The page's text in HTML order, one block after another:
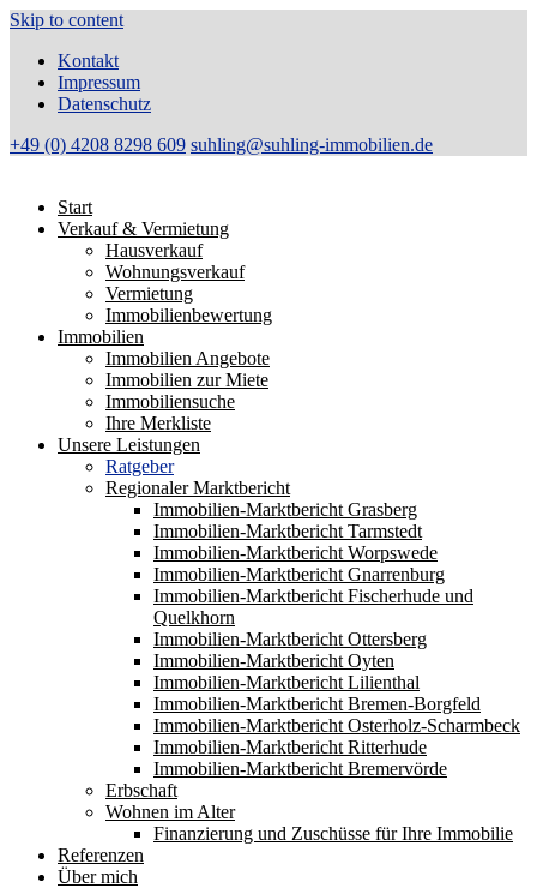
Skip to content
Kontakt
Impressum
Datenschutz
+49 (0) 4208 8298 609 suhling@suhling-immobilien.de
Start
Verkauf & Vermietung
Hausverkauf
Wohnungsverkauf
Vermietung
Immobilienbewertung
Immobilien
Immobilien Angebote
Immobilien zur Miete
Immobiliensuche
Ihre Merkliste
Unsere Leistungen
Ratgeber
Regionaler Marktbericht
Immobilien-Marktbericht Grasberg
Immobilien-Marktbericht Tarmstedt
Immobilien-Marktbericht Worpswede
Immobilien-Marktbericht Gnarrenburg
Immobilien-Marktbericht Fischerhude und
Quelkhorn
Immobilien-Marktbericht Ottersberg
Immobilien-Marktbericht Oyten
Immobilien-Marktbericht Lilienthal
Immobilien-Marktbericht Bremen-Borgfeld
Immobilien-Marktbericht Osterholz-Scharmbeck
Immobilien-Marktbericht Ritterhude
Immobilien-Marktbericht Bremervörde
Erbschaft
Wohnen im Alter
Finanzierung und Zuschüsse für Ihre Immobilie
Referenzen
Über mich